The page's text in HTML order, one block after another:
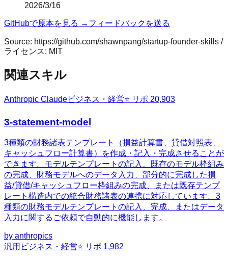
2026/3/16
GitHubで原本を見る → フィードバックを送る
Source: https://github.com/shawnpang/startup-founder-skills /
ライセンス: MIT
関連スキル
Anthropic Claudeビジネス・経営⭐ リポ 20,903
3-statement-model
3種類の財務諸表テンプレート（損益計算書、貸借対照表、
キャッシュフロー計算書）を作成・記入・完成させることが
できます。モデルテンプレートの記入、既存のモデル枠組み
の完成、財務モデルへのデータ入力、部分的に完成した損
益/貸借/キャッシュフロー枠組みの完成、または既存テンプ
レート構造内での統合財務諸表の連携に対応しています。3
種類の財務モデルテンプレートの記入、完成、またはデータ
入力に関するご依頼で自動的に機能します。
by anthropics
汎用 ビジネス・経営⭐ リポ 1,982